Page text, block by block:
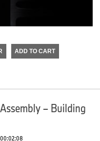
ADD TO CART
– Building
00:02:08